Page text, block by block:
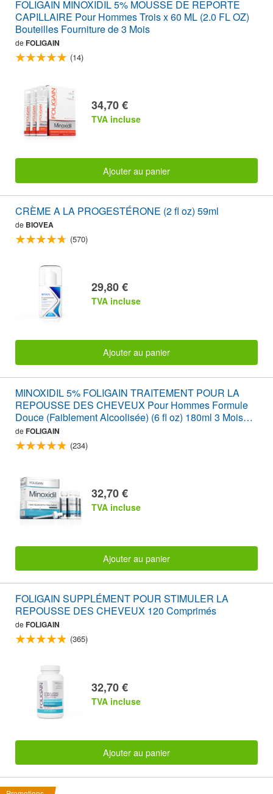
FOLIGAIN MINOXIDIL 5% MOUSSE DE REPORTE
CAPILLAIRE Pour Hommes Trois x 60 ML (2.0 FL OZ)
Bouteilles Fourniture de 3 Mois
de FOLIGAIN
(14)
34,70 €
TVA incluse
Ajouter au panier
CRÈME A LA PROGESTÉRONE (2 fl oz) 59ml
de BIOVEA
(570)
29,80 €
TVA incluse
Ajouter au panier
MINOXIDIL 5% FOLIGAIN TRAITEMENT POUR LA
REPOUSSE DES CHEVEUX Pour Hommes Formule
Douce (Faiblement Alcoolisée) (6 fl oz) 180ml 3 Mois
d'Approvisionnement
de FOLIGAIN
(234)
32,70 €
TVA incluse
Ajouter au panier
FOLIGAIN SUPPLÉMENT POUR STIMULER LA
REPOUSSE DES CHEVEUX 120 Comprimés
de FOLIGAIN
(365)
32,70 €
TVA incluse
Ajouter au panier